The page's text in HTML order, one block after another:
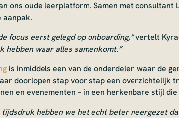
ons oude leerplatform. Samen met
aanpak.
focus eerst gelegd op onboarding,”vertelt
hebben waar alles samenkomt.”
is inmiddels een van de onderdelen waar de
doorlopen stap voor stap een overzichtelijk
en evenementen – in een herkenbare stijl
tijdsdruk hebben we het echt beter neergezet